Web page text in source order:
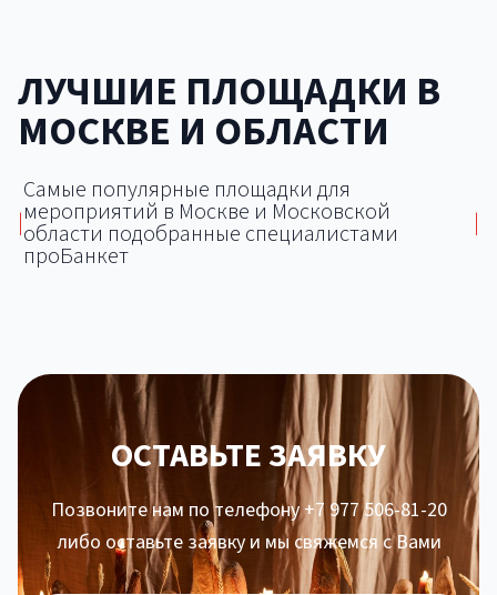
ЛУЧШИЕ ПЛОЩАДКИ В
МОСКВЕ И ОБЛАСТИ
|
Самые популярные площадки для
мероприятий в Москве и Московской
области подобранные специалистами
проБанкет
|
ОСТАВЬТЕ ЗАЯВКУ
Позвоните нам по телефону +7 977 506-81-20
либо оставьте заявку и мы свяжемся с Вами